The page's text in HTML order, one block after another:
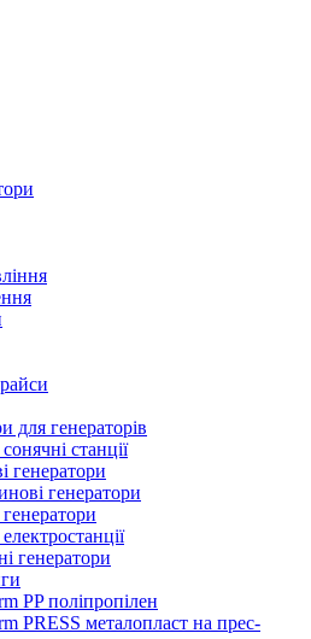
для генераторів
станції
генератори
генератори
генератори
PP поліпропілен
PRESS металопласт на прес-